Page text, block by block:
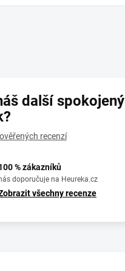
další spokojený
recenzí
% zákazníků
doporučuje na Heureka.cz
všechny recenze